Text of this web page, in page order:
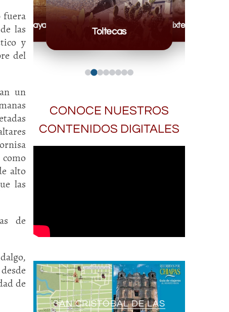
fuera
las
y
del
un
alto
las
de
de
Mayas
Toltecas
Mixteca
CONOCE NUESTROS
CONTENIDOS DIGITALES
SAN CRISTÓBAL DE LAS